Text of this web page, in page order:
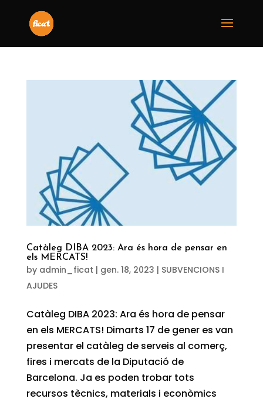
Catàleg DIBA 2023: Ara és hora de pensar en
els MERCATS!
by admin_ficat | gen. 18, 2023 | SUBVENCIONS I
AJUDES
Catàleg DIBA 2023: Ara és hora de pensar
en els MERCATS! Dimarts 17 de gener es van
presentar el catàleg de serveis al comerç,
fires i mercats de la Diputació de
Barcelona. Ja es poden trobar tots
recursos tècnics, materials i econòmics